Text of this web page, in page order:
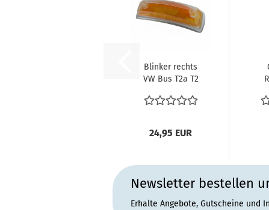
Blinker rechts
VW Bus T2a T2
Blinkerglas...
24,95 EUR
Newsletter bestellen
Erhalte Angebote, Gutscheine und